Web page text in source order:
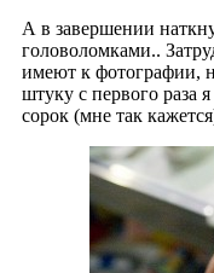
А в завершении
головоломками..
имеют к фотографии,
штуку с первого раза
сорок (мне так